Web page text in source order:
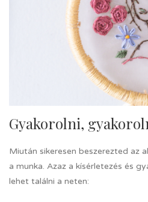
Gyakorolni,
Miután sikeresen beszerezted az
a munka. Azaz a kísérletezés és
lehet találni a neten: